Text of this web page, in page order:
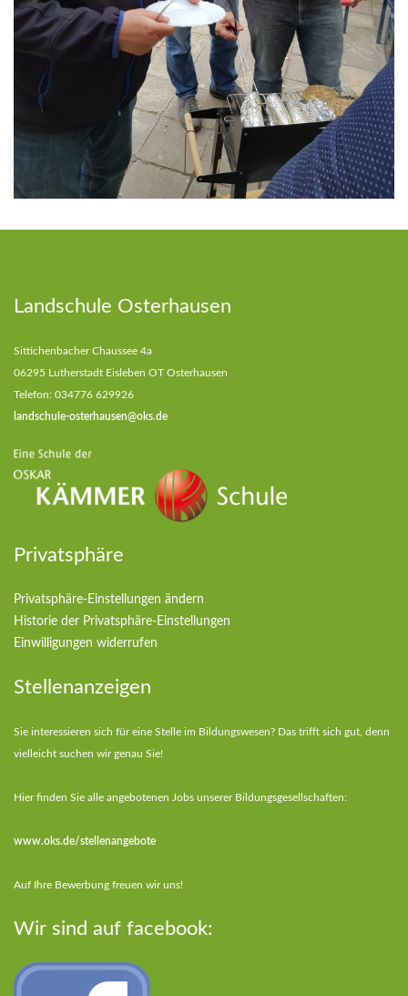
Landschule Osterhausen
Sittichenbacher Chaussee 4a
06295 Lutherstadt Eisleben OT Osterhausen
Telefon: 034776 629926
landschule-osterhausen@oks.de
Privatsphäre
Privatsphäre-Einstellungen ändern
Historie der Privatsphäre-Einstellungen
Einwilligungen widerrufen
Stellenanzeigen
Sie interessieren sich für eine Stelle im Bildungswesen? Das trifft sich gut, denn
vielleicht suchen wir genau Sie!
Hier finden Sie alle angebotenen Jobs unserer Bildungsgesellschaften:
www.oks.de/stellenangebote
Auf Ihre Bewerbung freuen wir uns!
Wir sind auf facebook: